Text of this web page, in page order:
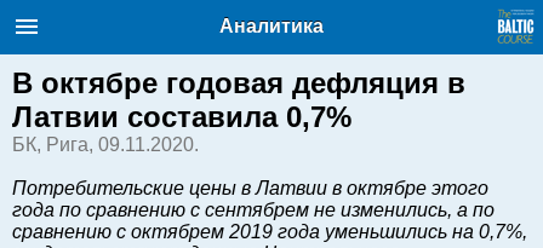
Балтийский курс. Новости и
аналитика
English
Очерки по новейшей истории
Латвии
Аналитика
В октябре годовая дефляция в
Латвии составила 0,7%
БК, Рига, 09.11.2020.
Потребительские цены в Латвии в октябре этого
года по сравнению с сентябрем не изменились, а по
сравнению с октябрем 2019 года уменьшились на 0,7%,